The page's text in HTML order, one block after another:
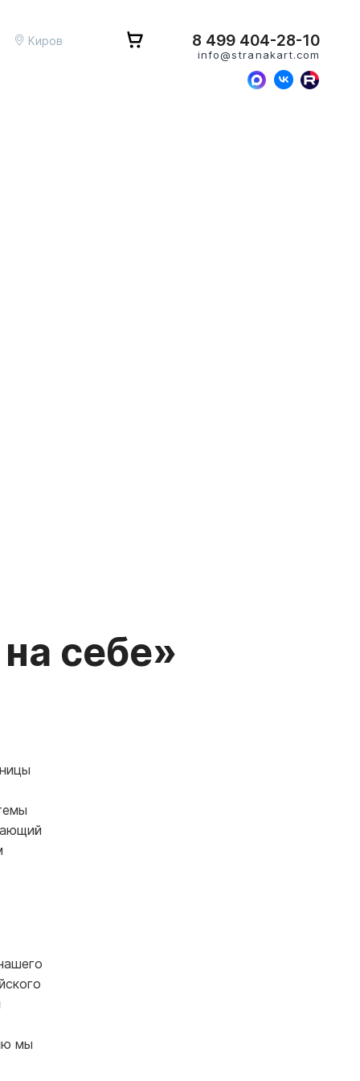
Киров 8 499 404-28-10
info@stranakart.com
себе»
мы